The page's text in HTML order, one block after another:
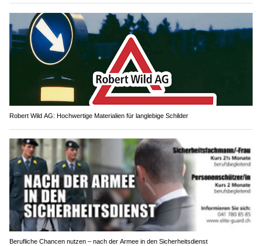
Robert Wild AG: Hochwertige Materialien für langlebige Schilder
Berufliche Chancen nutzen – nach der Armee in den Sicherheitsdienst